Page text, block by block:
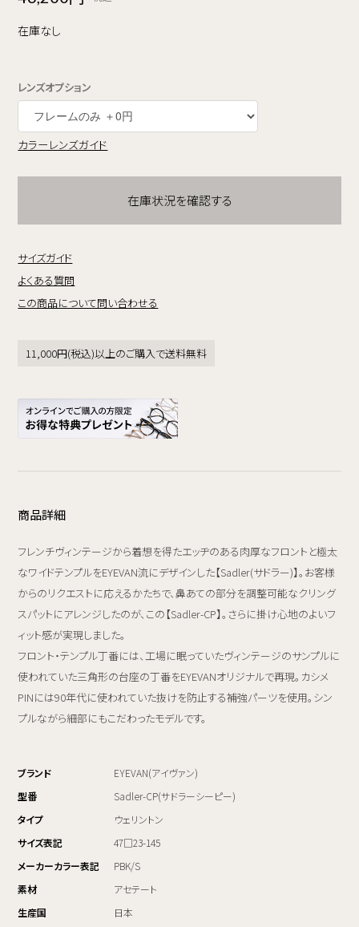
在庫なし
レンズオプション
カラーレンズガイド
在庫状況を確認する
サイズガイド
よくある質問
この商品について問い合わせる
11,000円(税込)以上のご購入で送料無料
商品詳細
フレンチヴィンテージから着想を得たエッヂのある肉厚なフロントと極太
なワイドテンプルをEYEVAN流にデザインした【Sadler(サドラー)】。お客様
からのリクエストに応えるかたちで、鼻あての部分を調整可能なクリング
スパットにアレンジしたのが、この【Sadler-CP】。さらに掛け心地のよいフ
ィット感が実現しました。
フロント・テンプル丁番には、工場に眠っていたヴィンテージのサンプルに
使われていた三角形の台座の丁番をEYEVANオリジナルで再現。カシメ
PINには90年代に使われていた抜けを防止する補強パーツを使用。シン
プルながら細部にもこだわったモデルです。
ブランド
EYEVAN(アイヴァン)
型番
Sadler-CP(サドラーシーピー)
タイプ
ウェリントン
サイズ表記
47□23-145
メーカーカラー表記
PBK/S
素材
アセテート
生産国
日本